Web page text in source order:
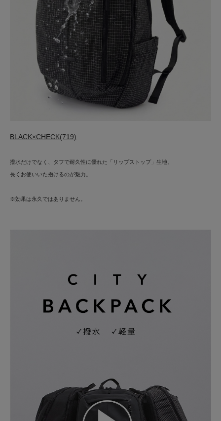
BLACK×CHECK(719)
撥水だけでなく、タフで耐久性に優れた「リップストップ」生地。
長くお使いいた抱けるのが魅力。
※効果は永久ではありません。